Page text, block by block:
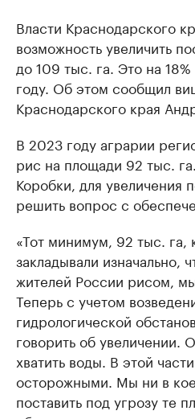
Власти Краснодарского
возможность увеличить
до 109 тыс. га. Это на
году. Об этом сообщил
Краснодарского края
В 2023 году аграрии
рис на площади 92 тыс.
Коробки, для увеличения
решить вопрос с
«Тот минимум, 92 тыс. га,
закладывали изначально,
жителей России рисом,
Теперь с учетом
гидрологической
говорить об увеличении.
хватить воды. В этой
осторожными. Мы ни в
поставить под угрозу те